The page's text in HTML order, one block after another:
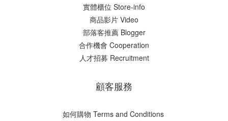
實體櫃位 Store-info
商品影片 Video
部落客推薦 Blogger
合作機會 Cooperation
人才招募 Recruitment
顧客服務
如何購物 Terms and Conditions